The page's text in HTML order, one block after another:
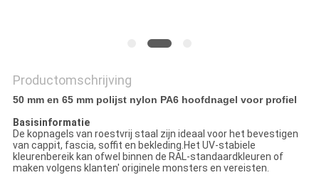
Productomschrijving
50 mm en 65 mm polijst nylon PA6 hoofdnagel voor profiel
Basisinformatie
De kopnagels van roestvrij staal zijn ideaal voor het bevestigen
van cappit, fascia, soffit en bekleding.Het UV-stabiele
kleurenbereik kan ofwel binnen de RAL-standaardkleuren of
maken volgens klanten' originele monsters en vereisten.